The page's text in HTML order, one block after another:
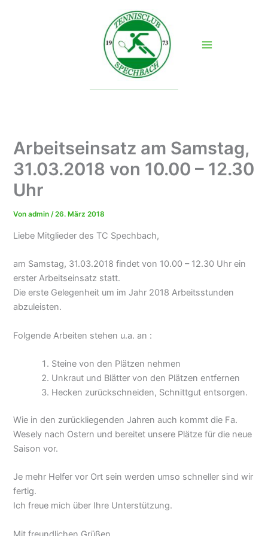
Arbeitseinsatz am Samstag,
31.03.2018 von 10.00 – 12.30
Uhr
Vonadmin/26. März 2018
Liebe Mitglieder des TC Spechbach,
am Samstag, 31.03.2018 findet von 10.00 – 12.30 Uhr ein
erster Arbeitseinsatz statt.
Die erste Gelegenheit um im Jahr 2018 Arbeitsstunden
abzuleisten.
Folgende Arbeiten stehen u.a. an :
Steine von den Plätzen nehmen
Unkraut und Blätter von den Plätzen entfernen
Hecken zurückschneiden, Schnittgut entsorgen.
Wie in den zurückliegenden Jahren auch kommt die Fa.
Wesely nach Ostern und bereitet unsere Plätze für die neue
Saison vor.
Je mehr Helfer vor Ort sein werden umso schneller sind wir
fertig.
Ich freue mich über Ihre Unterstützung.